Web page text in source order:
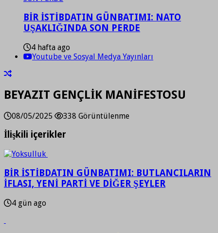
BİR İSTİBDATIN GÜNBATIMI: NATO
UŞAKLIĞINDA SON PERDE
4 hafta ago
Youtube ve Sosyal Medya Yayınları
BEYAZIT GENÇLİK MANİFESTOSU
08/05/2025 338 Görüntülenme
İlişkili içerikler
BİR İSTİBDATIN GÜNBATIMI: BUTLANCILARIN
İFLASI, YENİ PARTİ VE DİĞER ŞEYLER
4 gün ago